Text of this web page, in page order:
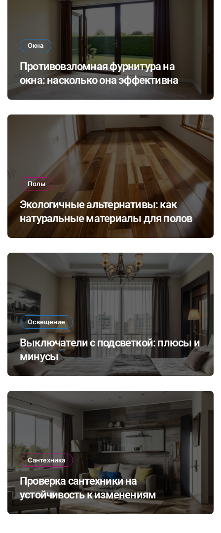
Окна
Противовзломная фурнитура на
окна: насколько она эффективна
Полы
Экологичные альтернативы: как
натуральные материалы для полов
влияют на здоровье и комфорт в
Освещение
Выключатели с подсветкой: плюсы и
минусы
Сантехника
Проверка сантехники на
устойчивость к изменениям
климата: как выбрать и установить